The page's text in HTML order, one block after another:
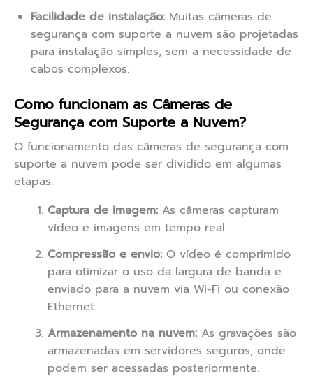
Facilidade de instalação: Muitas câmeras de
segurança com suporte a nuvem são projetadas
para instalação simples, sem a necessidade de
cabos complexos.
Como funcionam as Câmeras de
Segurança com Suporte a Nuvem?
O funcionamento das câmeras de segurança com
suporte a nuvem pode ser dividido em algumas
etapas:
Captura de imagem: As câmeras capturam
vídeo e imagens em tempo real.
Compressão e envio: O vídeo é comprimido
para otimizar o uso da largura de banda e
enviado para a nuvem via Wi-Fi ou conexão
Ethernet.
Armazenamento na nuvem: As gravações são
armazenadas em servidores seguros, onde
podem ser acessadas posteriormente.